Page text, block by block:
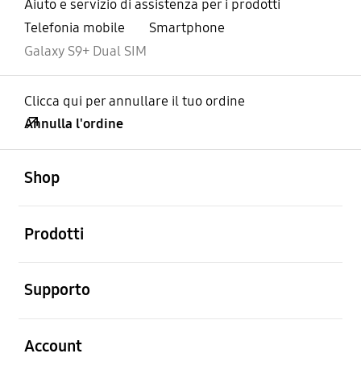
Aiuto e servizio di assistenza per i prodotti
Telefonia mobile
Smartphone
Galaxy S9+ Dual SIM
Clicca qui per annullare il tuo ordine
Annulla l'ordine
Shop
Prodotti
Supporto
Account